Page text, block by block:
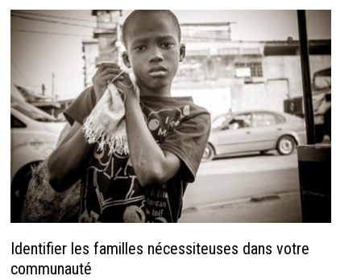
Identifier les familles nécessiteuses dans votre
communauté